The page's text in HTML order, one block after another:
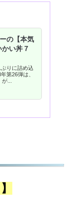
の【本気
い丼７
りに詰め込
第26弾は、
...